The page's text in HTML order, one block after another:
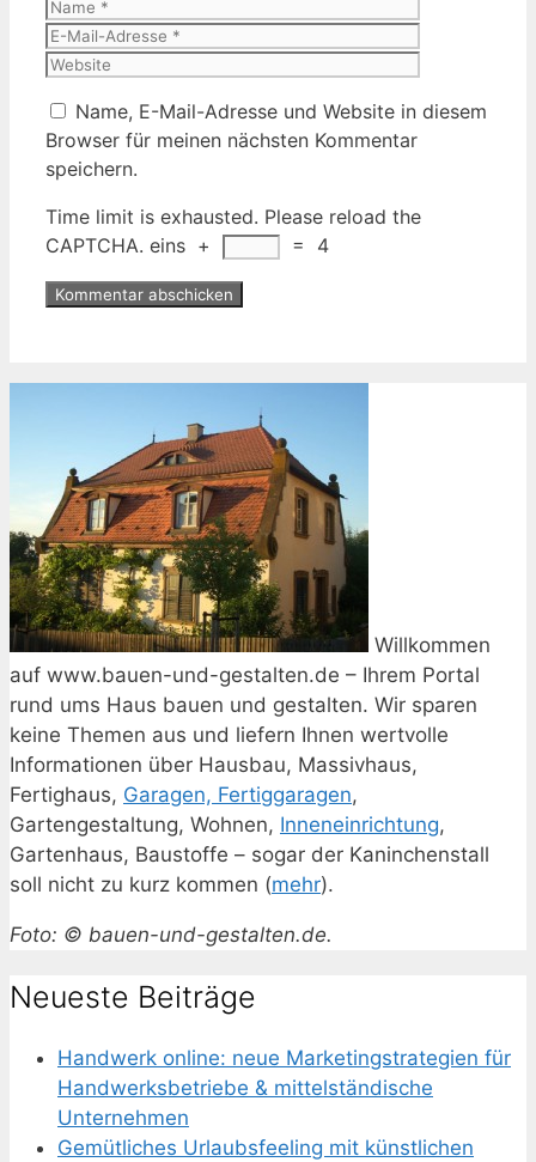
Name, E-Mail-Adresse und Website in diesem
Browser für meinen nächsten Kommentar
speichern.
Time limit is exhausted. Please reload the
CAPTCHA. eins + = 4
Willkommen
auf www.bauen-und-gestalten.de – Ihrem Portal
rund ums Haus bauen und gestalten. Wir sparen
keine Themen aus und liefern Ihnen wertvolle
Informationen über Hausbau, Massivhaus,
Fertighaus, Garagen, Fertiggaragen,
Gartengestaltung, Wohnen, Inneneinrichtung,
Gartenhaus, Baustoffe – sogar der Kaninchenstall
soll nicht zu kurz kommen (mehr).
Foto: © bauen-und-gestalten.de.
Neueste Beiträge
Handwerk online: neue Marketingstrategien für
Handwerksbetriebe & mittelständische
Unternehmen
Gemütliches Urlaubsfeeling mit künstlichen